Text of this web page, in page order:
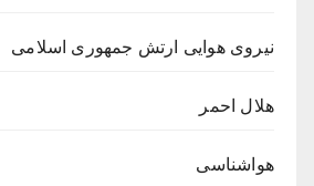
نیروی هوایی ارتش جمهوری اسلامی
هلال احمر
هواشناسی